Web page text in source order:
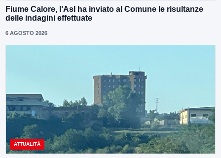
Fiume Calore, l’Asl ha inviato al Comune le risultanze
delle indagini effettuate
6 AGOSTO 2026
ATTUALITÀ